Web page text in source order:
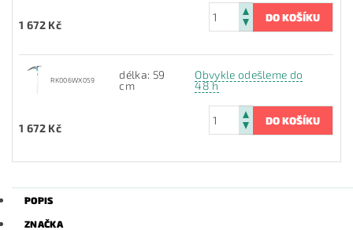
1 672 Kč
RK006WX059
délka: 59
cm
Obvykle odešleme do
48 h
1 672 Kč
POPIS
ZNAČKA